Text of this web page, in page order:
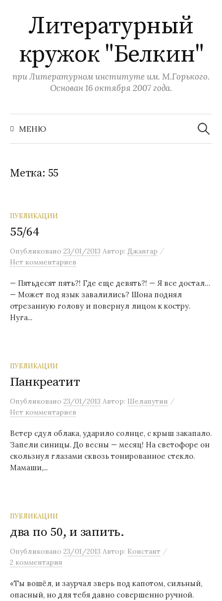
т
с
о
д
р
о
м
у
Литературный
кружок "Белкин"
при Литературном институте им. М.Горького.
Основан 16 октября 2007 года.
МЕНЮ а
й
Метка: 55
ПУБЛИКАЦИИ
55/64
Опубликовано 23/01/2013 Автор: Джангар /
Нет комментариев
— Пятьдесят пять?! Где еще девять?! — Я все достал…
— Может под язык завалились? Шона поднял
отрезанную голову и повернул лицом к костру.
Нуга...
ПУБЛИКАЦИИ
Панкреатит
Опубликовано 23/01/2013 Автор: Шелапутин /
Нет комментариев
Ветер сдул облака, ударило солнце, с крыш закапало.
Запели синицы. До весны — месяц! На светофоре он
скользнул глазами сквозь тонированное стекло.
Мамаши,...
ПУБЛИКАЦИИ
два по 50, и запить.
Опубликовано 23/01/2013 Автор: Констант /
2 комментария
«Ты вошёл, и заурчал зверь под капотом, сильный,
опасный, но для тебя давно совершенно ручной.